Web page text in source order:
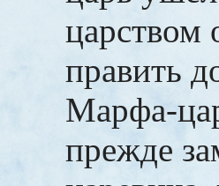
царством
править
Марфа-
прежде